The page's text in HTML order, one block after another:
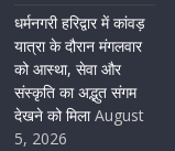
धर्मनगरी हरिद्वार में कांवड़
यात्रा के दौरान मंगलवार
को आस्था, सेवा और
संस्कृति का अद्भुत संगम
देखने को मिला August
5, 2026